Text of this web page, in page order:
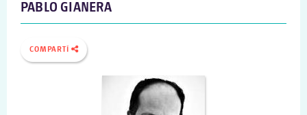
PABLO GIANERA
COMPARTÍ